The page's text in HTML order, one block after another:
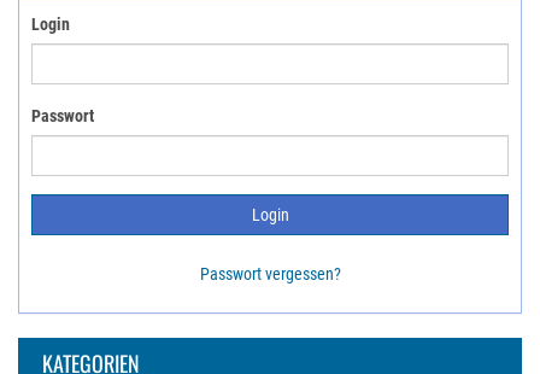
Login
Passwort
Passwort vergessen?
KATEGORIEN